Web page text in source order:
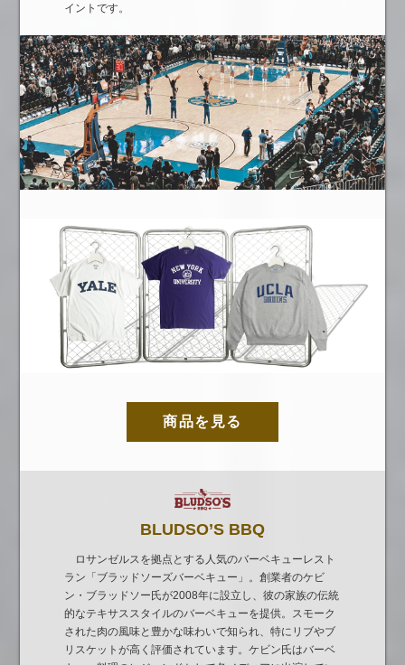
イントです。
商品を見る
BLUDSO’S BBQ
ロサンゼルスを拠点とする人気のバーベキューレスト
ラン「ブラッドソーズバーベキュー」。創業者のケビ
ン・ブラッドソー氏が2008年に設立し、彼の家族の伝統
的なテキサススタイルのバーベキューを提供。スモーク
された肉の風味と豊かな味わいで知られ、特にリブやブ
リスケットが高く評価されています。ケビン氏はバーベ